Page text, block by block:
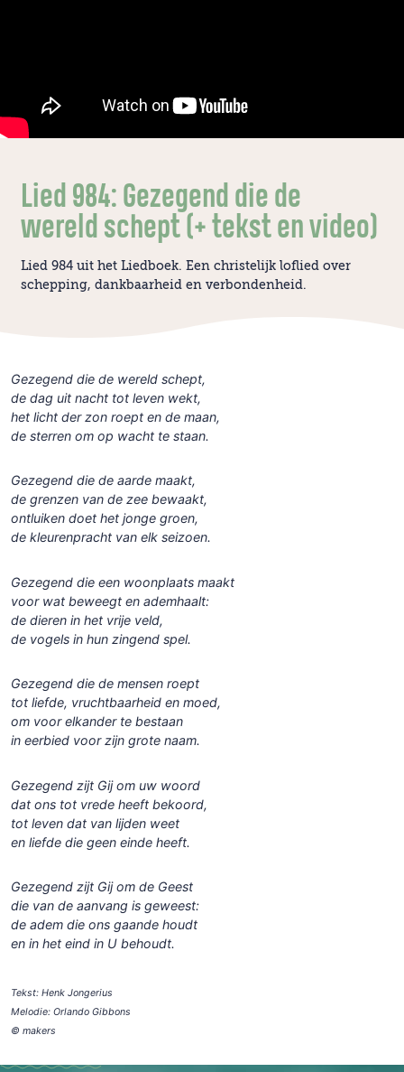
Lied 984: Gezegend die de
wereld schept (+ tekst en video)
Lied 984 uit het Liedboek. Een christelijk loflied over
schepping, dankbaarheid en verbondenheid.
Gezegend die de wereld schept,
de dag uit nacht tot leven wekt,
het licht der zon roept en de maan,
de sterren om op wacht te staan.
Gezegend die de aarde maakt,
de grenzen van de zee bewaakt,
ontluiken doet het jonge groen,
de kleurenpracht van elk seizoen.
Gezegend die een woonplaats maakt
voor wat beweegt en ademhaalt:
de dieren in het vrije veld,
de vogels in hun zingend spel.
Gezegend die de mensen roept
tot liefde, vruchtbaarheid en moed,
om voor elkander te bestaan
in eerbied voor zijn grote naam.
Gezegend zijt Gij om uw woord
dat ons tot vrede heeft bekoord,
tot leven dat van lijden weet
en liefde die geen einde heeft.
Gezegend zijt Gij om de Geest
die van de aanvang is geweest:
de adem die ons gaande houdt
en in het eind in U behoudt.
Tekst: Henk Jongerius
Melodie: Orlando Gibbons
© makers